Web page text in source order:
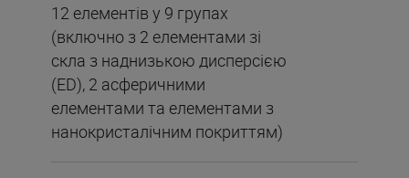
12 елементів у 9 групах
(включно з 2 елементами зі
скла з наднизькою дисперсією
(ED), 2 асферичними
елементами та елементами з
нанокристалічним покриттям)